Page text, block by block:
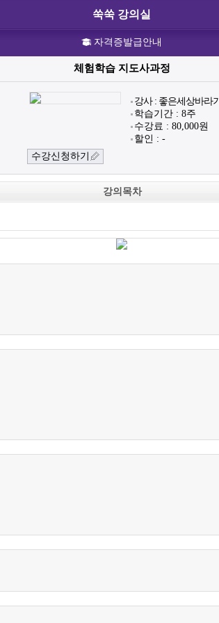
쑥쑥 강의실
자격증발급안내
체험학습 지도사과정
강사 : 좋은세상바라기
학습기간 : 8주
수강료 : 80,000원
할인 : -
수강신청하기
강의목차